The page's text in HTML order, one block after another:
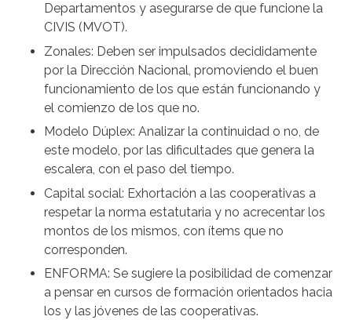
Departamentos y asegurarse de que funcione la
CIVIS (MVOT).
Zonales: Deben ser impulsados decididamente
por la Dirección Nacional, promoviendo el buen
funcionamiento de los que están funcionando y
el comienzo de los que no.
Modelo Dúplex: Analizar la continuidad o no, de
este modelo, por las dificultades que genera la
escalera, con el paso del tiempo.
Capital social: Exhortación a las cooperativas a
respetar la norma estatutaria y no acrecentar los
montos de los mismos, con ítems que no
corresponden.
ENFORMA: Se sugiere la posibilidad de comenzar
a pensar en cursos de formación orientados hacia
los y las jóvenes de las cooperativas.